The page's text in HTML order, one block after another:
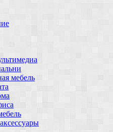
мебель